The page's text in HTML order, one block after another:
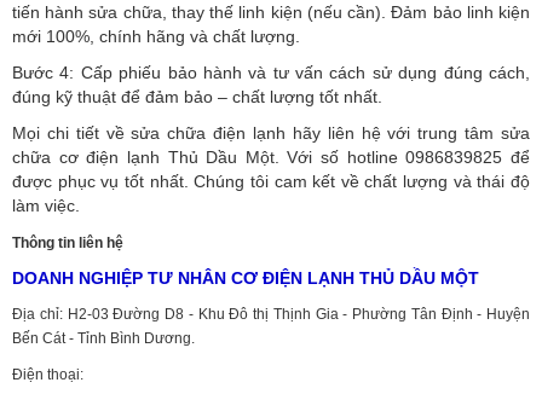
tiến hành sửa chữa, thay thế linh kiện (nếu cần). Đảm bảo linh kiện
mới 100%, chính hãng và chất lượng.
Bước 4: Cấp phiếu bảo hành và tư vấn cách sử dụng đúng cách,
đúng kỹ thuật để đảm bảo – chất lượng tốt nhất.
Mọi chi tiết về sửa chữa điện lạnh hãy liên hệ với trung tâm sửa
chữa cơ điện lạnh Thủ Dầu Một. Với số hotline 0986839825 để
được phục vụ tốt nhất. Chúng tôi cam kết về chất lượng và thái độ
làm việc.
Thông tin liên hệ
DOANH NGHIỆP TƯ NHÂN CƠ ĐIỆN LẠNH THỦ DẦU MỘT
Địa chỉ: H2-03 Đường D8 - Khu Đô thị Thịnh Gia - Phường Tân Định - Huyện
Bến Cát - Tỉnh Bình Dương.
Điện thoại: